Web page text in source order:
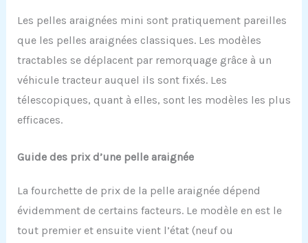
Les pelles araignées mini sont pratiquement pareilles
que les pelles araignées classiques. Les modèles
tractables se déplacent par remorquage grâce à un
véhicule tracteur auquel ils sont fixés. Les
télescopiques, quant à elles, sont les modèles les plus
efficaces.
Guide des prix d’une pelle araignée
La fourchette de prix de la pelle araignée dépend
évidemment de certains facteurs. Le modèle en est le
tout premier et ensuite vient l’état (neuf ou